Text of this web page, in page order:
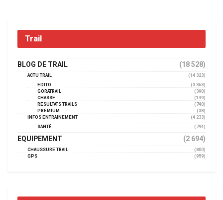
Trail
BLOG DE TRAIL (18 528)
ACTU TRAIL
(14 323)
EDITO
(3 363)
GORATRAIL
(390)
CHASSE
(149)
RÉSULTATS TRAILS
(740)
PREMIUM
(38)
INFOS ENTRAINEMENT
(4 233)
SANTÉ
(794)
EQUIPEMENT (2 694)
CHAUSSURE TRAIL
(800)
GPS
(959)